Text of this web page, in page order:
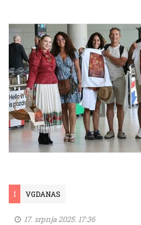
I VGDANAS
17. srpnja 2025. 17:36